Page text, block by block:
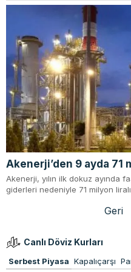
Akenerji’den 9 ayda 71
Akenerji, yılın ilk dokuz ayında
giderleri nedeniyle 71 milyon
Geri
Canlı Döviz Kurları
Serbest Piyasa Kapalıçarşı